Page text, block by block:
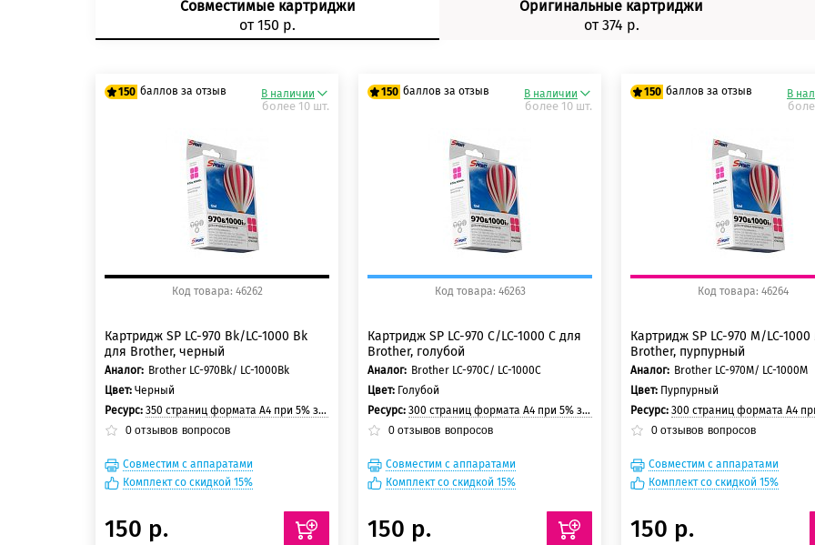
Совместимые картриджи
от 150 р.
Оригинальные картриджи
от 374 р.
150 баллов за отзыв В наличии
более 10 шт.
Код товара: 46262
Картридж SP LC-970 Bk/LC-1000 Bk
для Brother, черный
Аналог: Brother LC-970Bk/ LC-1000Bk
Цвет: Черный
Ресурс: 350 страниц формата А4 при 5% заполнении страницы
0 отзывов вопросов
Совместим с аппаратами
Комплект со скидкой 15%
150 р.
150 баллов за отзыв В наличии
более 10 шт.
Код товара: 46263
Картридж SP LC-970 C/LC-1000 C для
Brother, голубой
Аналог: Brother LC-970C/ LC-1000C
Цвет: Голубой
Ресурс: 300 страниц формата А4 при 5% заполнении страницы
0 отзывов вопросов
Совместим с аппаратами
Комплект со скидкой 15%
150 р.
150 баллов за отзыв В
Код товара: 46264
Картридж SP LC-970 M/LC-1000
Brother, пурпурный
Аналог: Brother LC-970M/ LC-1000M
Цвет: Пурпурный
Ресурс: 300 страниц формата А4 при 5%
0 отзывов вопросов
Совместим с аппаратами
Комплект со скидкой 15%
150 р.